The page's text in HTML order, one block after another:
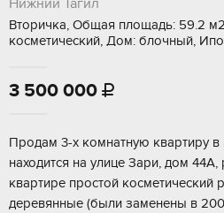
Нижний Тагил
Вторичка, Общая площадь: 59.2
косметический, Дом: блочный,
3 500 000 
Продам 3-х комнатную квартиру в
находится на улице Зари, дом
квартире простой косметический
деревянные (были заменены в